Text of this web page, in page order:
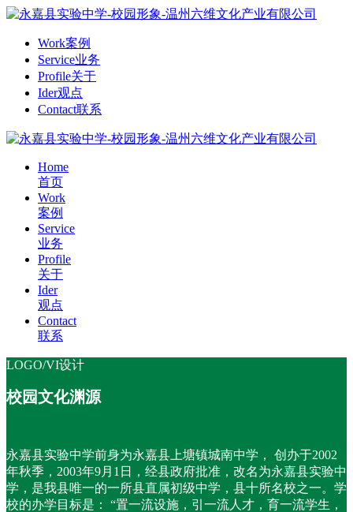
Work案例
Service业务
Profile关于
Ider观点
Contact联系
Home
首页
Work
案例
Service
业务
Profile
关于
Ider
观点
Contact
联系
LOGO/VI设计
校园文化渊源
永嘉县实验中学前身为永嘉县上塘镇城南中学， 创办于2002
年秋季，2003年9月1日，经县政府批准，改名为永嘉县实验中
学，是我县唯一的一所县直属初级中学，县十所名校之一。 学
校的办学目标是： “置一流设施，引一流人才，育一流学生，